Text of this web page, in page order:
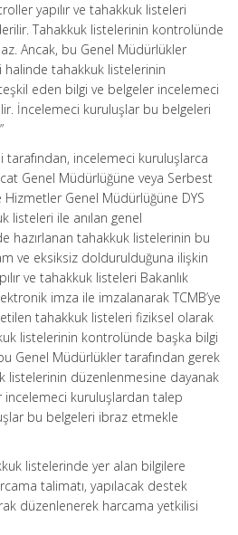
yapılır ve tahakkuk listeleri
Tahakkuk listelerinin kontrolünde
Ancak, bu Genel Müdürlükler
halinde tahakkuk listelerinin
eden bilgi ve belgeler incelemeci
İncelemeci kuruluşlar bu belgeleri
tarafından, incelemeci kuruluşlarca
Genel Müdürlüğüne veya Serbest
Hizmetler Genel Müdürlüğüne DYS
listeleri ile anılan genel
hazırlanan tahakkuk listelerinin bu
ve eksiksiz doldurulduğuna ilişkin
ve tahakkuk listeleri Bakanlık
imza ile imzalanarak TCMB’ye
tahakkuk listeleri fiziksel olarak
listelerinin kontrolünde başka bilgi
Genel Müdürlükler tarafından gerek
listelerinin düzenlenmesine dayanak
kuruluşlardan talep
bu belgeleri ibraz etmekle
listelerinde yer alan bilgilere
talimatı, yapılacak destek
düzenlenerek harcama yetkilisi